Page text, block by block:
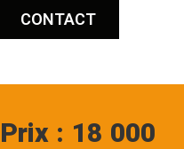
CONTACT
Prix : 18 000